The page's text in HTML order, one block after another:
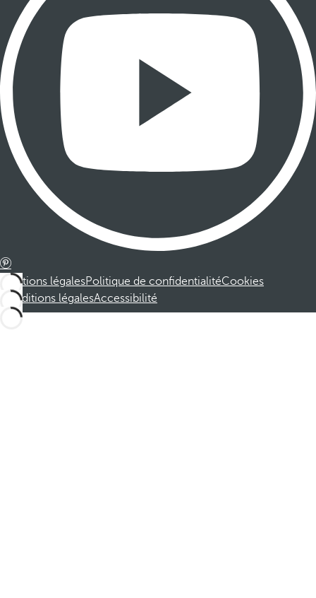
Mentions légalesPolitique de confidentialitéCookies
Conditions légalesAccessibilité